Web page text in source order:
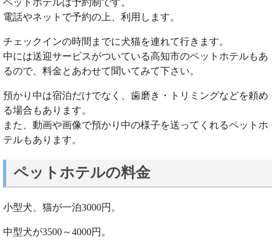
電話やネットで予約の上、利用します。
チェックインの時間までに犬猫を連れて行きます。
中には送迎サービスがついている高知市のペットホテルもあ
るので、料金とあわせて聞いてみて下さい。
預かり中は宿泊だけでなく、歯磨き・トリミングなどを頼め
る場合もあります。
また、動画や画像で預かり中の様子を送ってくれるペットホ
テルもあります。
ペットホテルの料金
小型犬、猫が一泊3000円。
中型犬が3500～4000円。